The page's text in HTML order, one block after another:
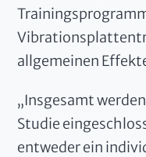
allgemeinen
„Insgesamt
Studie
entweder ein